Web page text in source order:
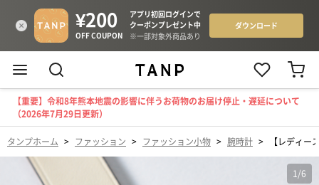
【重要】令和8年熊本地震の影響に伴うお荷物のお届け停止・遅延について
（2026年7月29日更新）
タンプホーム > ファッション > ファッション小物 > 腕時計 > 【レディ
1 /6